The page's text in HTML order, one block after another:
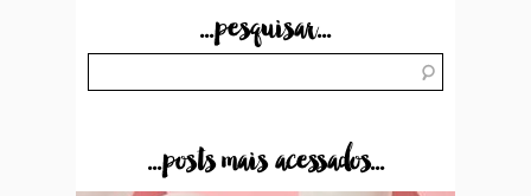
...pesquisar...
...posts mais acessados...